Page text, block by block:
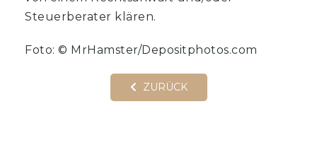
Steuerberater klären.
Foto: © MrHamster/Depositphotos.com
ZURÜCK